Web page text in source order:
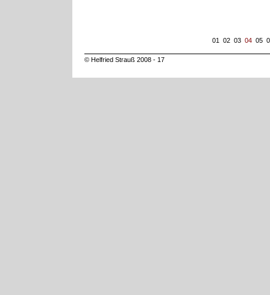
01 02 03 04 05
© Helfried Strauß 2008 - 17